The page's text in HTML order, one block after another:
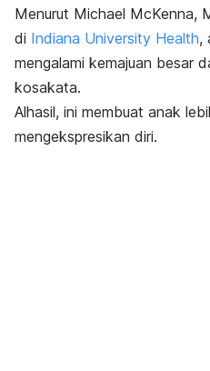
Menurut Michael McKenna,
di Indiana University Health,
mengalami kemajuan besar
kosakata.
Alhasil, ini membuat anak
mengekspresikan diri.